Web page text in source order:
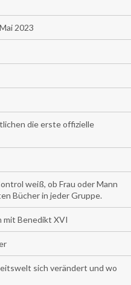
2023
die erste offizielle
weiß, ob Frau oder Mann
Bücher in jeder Gruppe.
mit Benedikt XVI
sich verändert und wo